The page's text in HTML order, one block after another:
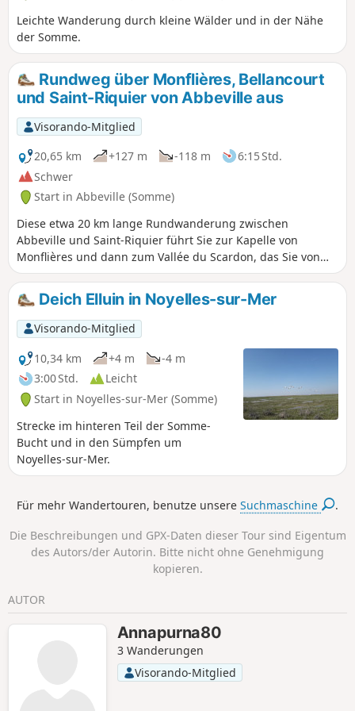
Leichte Wanderung durch kleine Wälder und in der Nähe
der Somme.
Rundweg über Monflières, Bellancourt
und Saint-Riquier von Abbeville aus
Visorando-Mitglied
20,65 km
+127 m -118 m
6:15 Std.
Schwer
Start in Abbeville (Somme)
Diese etwa 20 km lange Rundwanderung zwischen
Abbeville und Saint-Riquier führt Sie zur Kapelle von
Monflières und dann zum Vallée du Scardon, das Sie von
oben sehen können, bevor Sie über die Traverse du
Ponthieu zurückkehren.
Deich Elluin in Noyelles-sur-Mer
Visorando-Mitglied
10,34 km
+4 m
-4 m
3:00 Std.
Leicht
Start in Noyelles-sur-Mer (Somme)
Strecke im hinteren Teil der Somme-
Bucht und in den Sümpfen um
Noyelles-sur-Mer.
Für mehr Wandertouren, benutze unsereSuchmaschine .
Die Beschreibungen und GPX-Daten dieser Tour sind Eigentum
des Autors/der Autorin. Bitte nicht ohne Genehmigung
kopieren.
AUTOR
Annapurna80
3 Wanderungen
Visorando-Mitglied